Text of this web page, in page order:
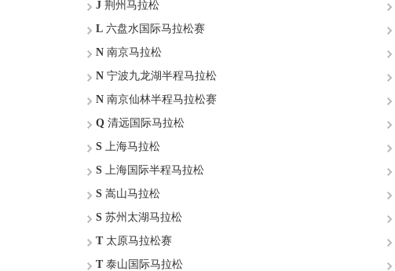
J 荆州马拉松
L 六盘水国际马拉松赛
N 南京马拉松
N 宁波九龙湖半程马拉松
N 南京仙林半程马拉松赛
Q 清远国际马拉松
S 上海马拉松
S 上海国际半程马拉松
S 嵩山马拉松
S 苏州太湖马拉松
T太原马拉松赛
T泰山国际马拉松